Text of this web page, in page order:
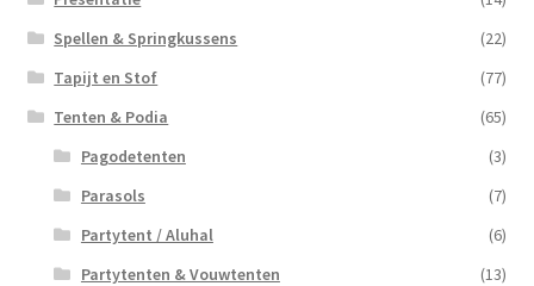
Spellen & Springkussens
(22)
Tapijt en Stof
(77)
Tenten & Podia
(65)
Pagodetenten
(3)
Parasols
(7)
Partytent / Aluhal
(6)
Partytenten & Vouwtenten
(13)